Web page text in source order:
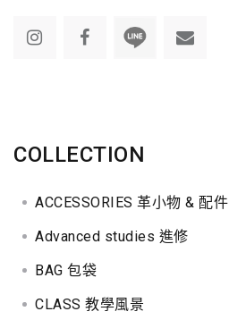
COLLECTION
ACCESSORIES 革小物 & 配件
Advanced studies 進修
BAG 包袋
CLASS 教學風景